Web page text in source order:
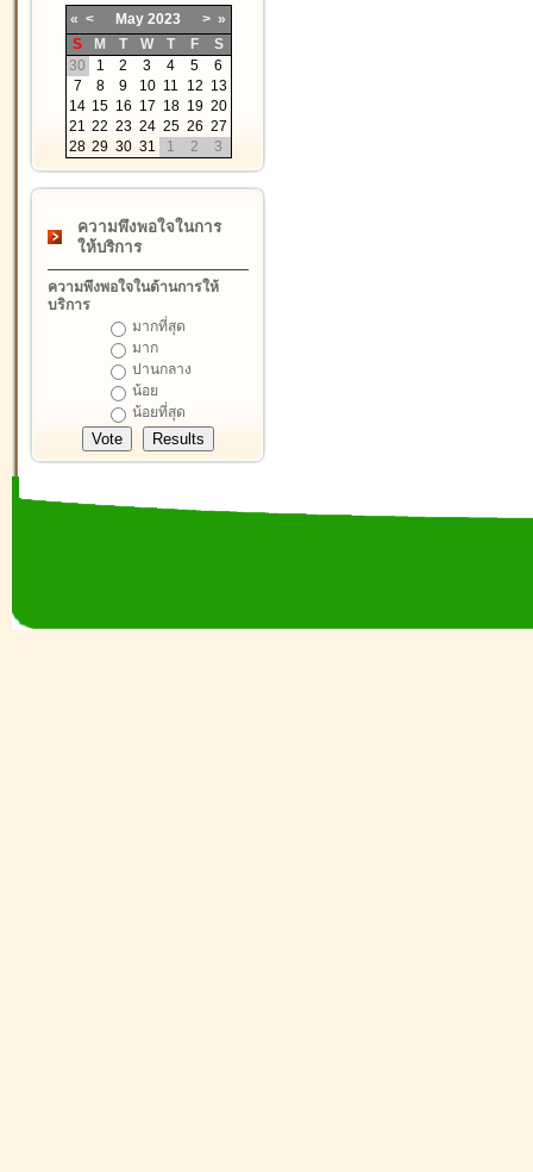
« < May 2023 > »
S
M T W T F
S
30
1 2 3 4 5
6
7
8 9 10 11 12 13
14 15 16 17 18 19 20
21 22 23 24 25 26 27
28 29 30 31 1 2 3
ความพึงพอใจในการ
ให้บริการ
ความพึงพอใจในด้านการให้
บริการ
มากที่สุด
มาก
ปานกลาง
น้อย
น้อยที่สุด